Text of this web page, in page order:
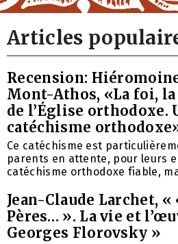
Articles
Recension:
Mont-Athos, «La foi,
de l’Église orthodoxe.
catéchisme
Ce catéchisme est
parents en attente, pour leurs
catéchisme orthodoxe fiable,
Jean-Claude Larchet,
Pères… ». La vie et
Georges Florovsky »